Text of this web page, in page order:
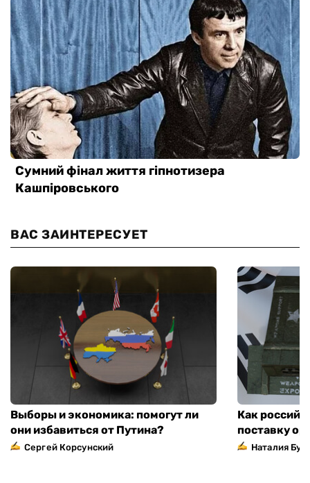
ВАС ЗАИНТЕРЕСУЕТ
Выборы и экономика: помогут ли
они избавиться от Путина?
Сергей Корсунский
Как
поставку
Наталия